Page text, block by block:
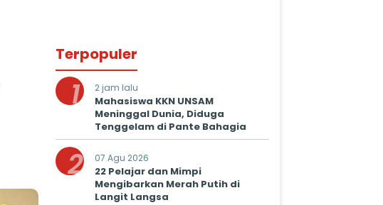
Terpopuler
1 2 jam lalu
Mahasiswa KKN UNSAM
Meninggal Dunia, Diduga
Tenggelam di Pante Bahagia
2 07 Agu 2026
22 Pelajar dan Mimpi
Mengibarkan Merah Putih di
Langit Langsa